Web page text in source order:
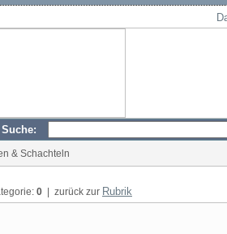
Suche:
& Schachteln
0 | zurück zur Rubrik